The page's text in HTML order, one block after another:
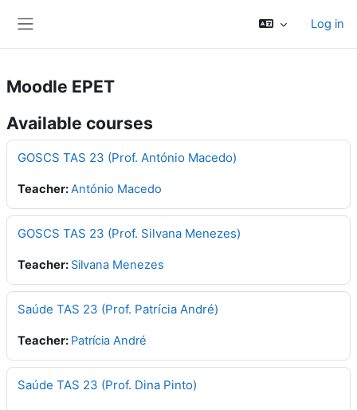
Log in
Moodle EPET
Available courses
GOSCS TAS 23 (Prof. António Macedo)
Teacher:António Macedo
GOSCS TAS 23 (Prof. Silvana Menezes)
Teacher: Silvana Menezes
Saúde TAS 23 (Prof. Patrícia André)
Teacher: Patrícia André
Saúde TAS 23 (Prof. Dina Pinto)